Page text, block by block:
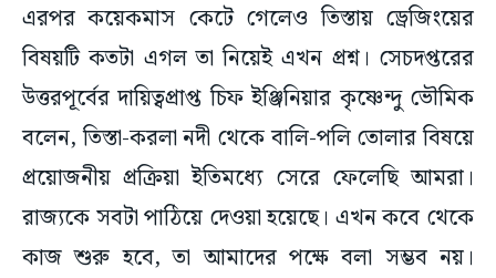
এরপর কয়েকমাস কেটে গেলেও তিস্তায় ড্রেজিংয়ের
বিষয়টি কতটা এগল তা নিয়েই এখন প্রশ্ন। সেচদপ্তরের
উত্তরপূর্বের দায়িত্বপ্রাপ্ত চিফ ইঞ্জিনিয়ার কৃষ্ণেন্দু ভৌমিক
বলেন, তিস্তা-করলা নদী থেকে বালি-পলি তোলার বিষয়ে
প্রয়োজনীয় প্রক্রিয়া ইতিমধ্যে সেরে ফেলেছি আমরা।
রাজ্যকে সবটা পাঠিয়ে দেওয়া হয়েছে। এখন কবে থেকে
কাজ শুরু হবে, তা আমাদের পক্ষে বলা সম্ভব নয়।